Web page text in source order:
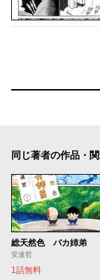
同じ著者の作品・
総天然色 バカ姉弟
安達哲
1話無料